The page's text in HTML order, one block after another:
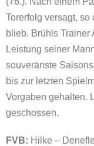
Torerfolg versagt,
blieb. Brühls Trainer
Leistung seiner
souveränste
bis zur letzten
Vorgaben gehalten.
geschossen.
FVB: Hilke –